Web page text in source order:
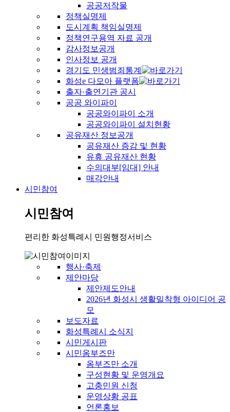
공공저작물
정책실명제
도시계획 책임실명제
정책연구용역 자료 공개
감사정보공개
인사정보 공개
경기도 민생범죄통계
화성e 다모아 플랫폼
출자·출연기관 공시
공공 와이파이
공공와이파이 소개
공공와이파이 설치현황
공유재산 정보공개
공유재산 증감 및 현황
유휴 공유재산 현황
수의대부[임대] 안내
매각안내
시민참여
시민참여
편리한 화성특례시 민원행정서비스
행사·축제
제안마당
제안제도안내
2026년 화성시 생활밀착형 아이디어 공
모
보도자료
화성특례시 소식지
시민게시판
시민옴부즈만
옴부즈만 소개
구성현황 및 운영개요
고충민원 신청
운영상황 공표
언론홍보